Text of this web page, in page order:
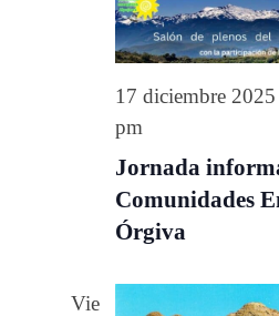
Jornada
Comunidades
Órgiva
17 diciembre
pm
Vie